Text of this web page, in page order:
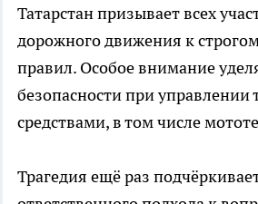
Татарстан призывает всех
дорожного движения к
правил. Особое внимание
безопасности при
средствами, в том числе
Трагедия ещё раз